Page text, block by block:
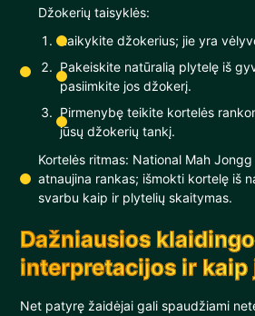
Džokerių taisyklės:
Laikykite džokerius; jie yra
Pakeiskite natūralią plytelę iš
pasiimkite jos džokerį.
Pirmenybę teikite kortelės
jūsų džokerių tankį.
Kortelės ritmas: National Mah
atnaujina rankas; išmokti kortelę iš
svarbu kaip ir plytelių skaitymas.
Dažniausios
interpretacijos ir kaip
Net patyrę žaidėjai gali spaudžiami